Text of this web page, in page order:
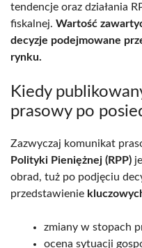
tendencje oraz działania
fiskalnej. Wartość
decyzje podejmowane
rynku.
Kiedy
prasowy po
Zazwyczaj komunikat
Polityki Pieniężnej (RPP)
obrad, tuż po podjęciu
przedstawienie
zmiany w stopach
ocena sytuacji